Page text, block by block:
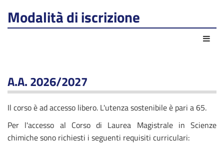
Modalità di iscrizione
A.A. 2026/2027
Il corso è ad accesso libero. L'utenza sostenibile è pari a 65.
Per l'accesso al Corso di Laurea Magistrale in Scienze
chimiche sono richiesti i seguenti requisiti curriculari: